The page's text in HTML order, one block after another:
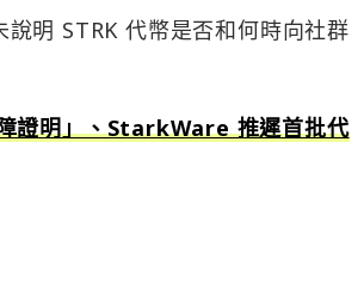
明 STRK 代幣是否和何時向社群
證明」、StarkWare 推遲首批代